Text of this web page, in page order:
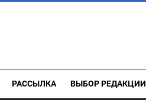
РАССЫЛКА ВЫБОР РЕДАКЦИИ